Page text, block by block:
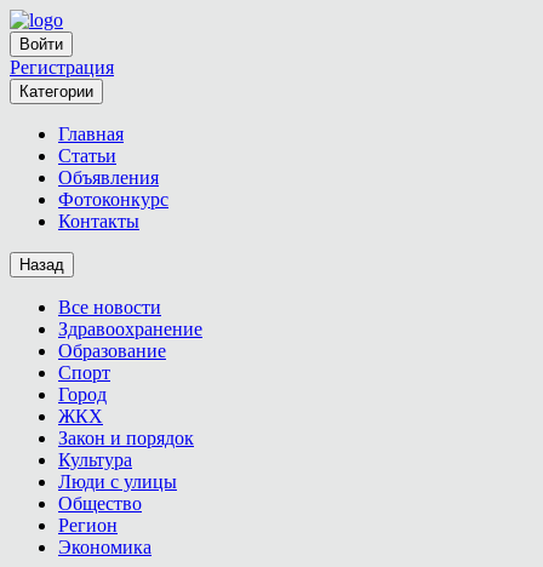
Войти
Регистрация
Категории
Главная
Статьи
Объявления
Фотоконкурс
Контакты
Назад
Все новости
Здравоохранение
Образование
Спорт
Город
ЖКХ
Закон и порядок
Культура
Люди с улицы
Общество
Регион
Экономика